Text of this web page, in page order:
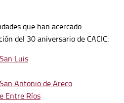
que han acercado
del 30 aniversario de CACIC:
Luis
Antonio de Areco
Entre Ríos